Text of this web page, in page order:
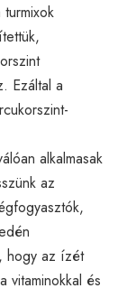
Ezáltal a
alkalmasak
az
hogy az ízét
vitaminokkal és